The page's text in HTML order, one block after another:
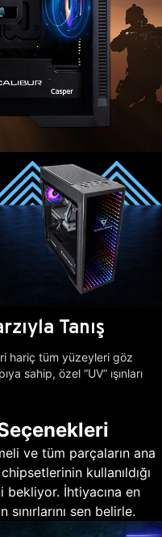
Tanış
hariç tüm yüzeyleri göz
sahip, özel “UV” ışınları
ve tüm parçaların ana
kullanıldığı
bekliyor. İhtiyacına en
sen belirle.